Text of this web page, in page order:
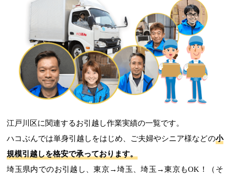
江戸川区に関連するお引越し作業実績の一覧です。
ハコぶんでは単身引越しをはじめ、ご夫婦やシニア様などの小
規模引越しを格安で承っております。
埼玉県内でのお引越し、東京→埼玉、埼玉→東京もOK！（そ